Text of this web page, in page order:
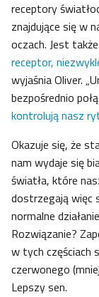
receptory
znajdujące się w
oczach. Jest także
receptor,
wyjaśnia Oliver.
bezpośrednio
kontrolują nasz
Okazuje się, że
nam wydaje się
światła, które
dostrzegają więc
normalne
Rozwiązanie?
w tych częściach
czerwonego
Lepszy sen.